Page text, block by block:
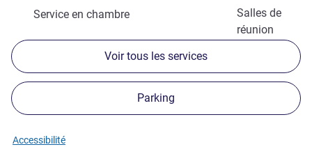
Salles de
réunion
Service en chambre
Voir tous les services
Parking
Accessibilité